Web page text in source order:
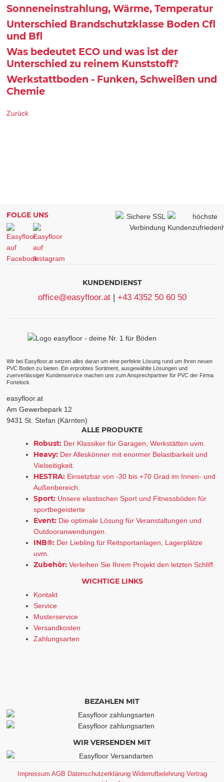
Sonneneinstrahlung, Wärme, Temperatur
Unterschied Brandschutzklasse Boden Cfl
und Bfl
Was bedeutet ECO und was ist der
Unterschied zu reinem Kunststoff?
Werkstattboden - Funken, Schweißen und
Chemie
Zurück
FOLGE UNS
KUNDENDIENST
office@easyfloor.at +43 4352 50 60 50
Wir bei Easyfloor.at setzen alles daran um eine perfekte Lösung rund um Ihren neuen
PVC Boden zu bieten. Ein erprobtes Sortiment, ausgewählte Lösungen und
zuerverlässiger Kundenservice machen uns zum Ansprechpartner für PVC der Firma
Fortelock.
easyfloor.at
Am Gewerbepark 12
9431 St. Stefan (Kärnten)
ALLE PRODUKTE
Robust: Der Klassiker für Garagen, Werkstätten uvm.
Heavy: Der Alleskönner mit enormer Belastbarkeit und
Vielseitigkeit.
HESTRA: Einsetzbar von -30 bis +70 Grad im Innen- und
Außenbereich.
Sport: Unsere elastischen Sport und Fitnessböden für
sportbegeisterte
Event: Die optimale Lösung für Veranstaltungen und
Outdooranwendungen.
INB®: Der Liebling für Reitsportanlagen, Lagerplätze
uvm.
Zubehör: Verleihen Sie Ihrem Projekt den letzten Schliff.
WICHTIGE LINKS
Kontakt
Service
Musterservice
Versandkosten
Zahlungsarten
BEZAHLEN MIT
WIR VERSENDEN MIT
Impressum AGB Datenschutzerklärung Widerrufbelehrung Vertrag